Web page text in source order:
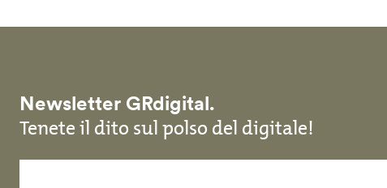
Newsletter GRdigital.
Tenete il dito sul polso del digitale!